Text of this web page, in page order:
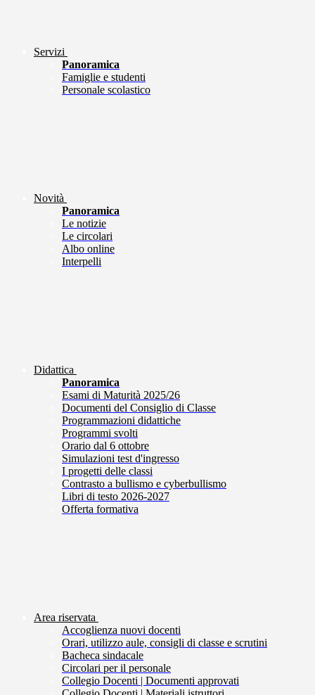
Servizi
Panoramica
Famiglie e studenti
Personale scolastico
Novità
Panoramica
Le notizie
Le circolari
Albo online
Interpelli
Didattica
Panoramica
Esami di Maturità 2025/26
Documenti del Consiglio di Classe
Programmazioni didattiche
Programmi svolti
Orario dal 6 ottobre
Simulazioni test d'ingresso
I progetti delle classi
Contrasto a bullismo e cyberbullismo
Libri di testo 2026-2027
Offerta formativa
Area riservata
Accoglienza nuovi docenti
Orari, utilizzo aule, consigli di classe e scrutini
Bacheca sindacale
Circolari per il personale
Collegio Docenti | Documenti approvati